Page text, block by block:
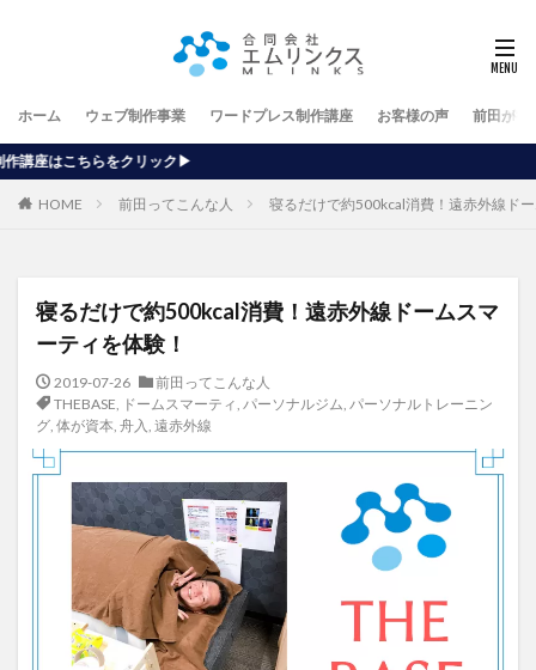
ホーム ウェブ制作事業 ワードプレス制作講座 お客様の声 前田が行
HOME 前田ってこんな人 寝るだけで約500kcal消費！遠赤外線ド
寝るだけで約500kcal消費！遠赤外線ドームスマ
ーティを体験！
2019-07-26
前田ってこんな人
THEBASE, ドームスマーティ, パーソナルジム, パーソナルトレーニン
グ, 体が資本, 舟入, 遠赤外線